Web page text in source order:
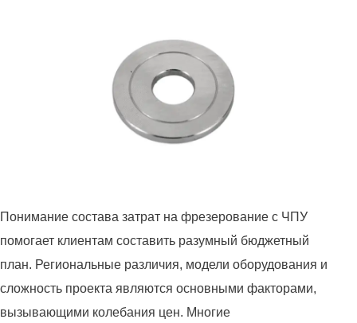
Понимание состава затрат на фрезерование с ЧПУ
помогает клиентам составить разумный бюджетный
план. Региональные различия, модели оборудования и
сложность проекта являются основными факторами,
вызывающими колебания цен. Многие